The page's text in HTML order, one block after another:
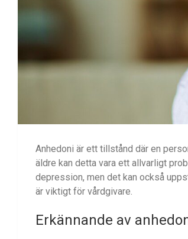
Anhedoni är ett tillstånd där en
äldre kan detta vara ett allvarligt
depression, men det kan också
är viktigt för vårdgivare.
Erkännande av